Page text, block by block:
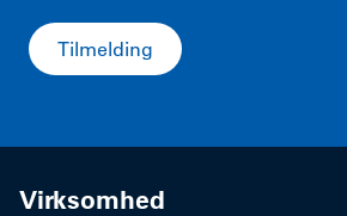
Tilmelding
Virksomhed